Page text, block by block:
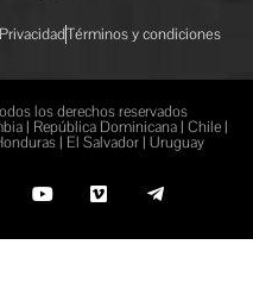
Términos y condiciones
los derechos reservados
| República Dominicana | Chile |
| El Salvador | Uruguay